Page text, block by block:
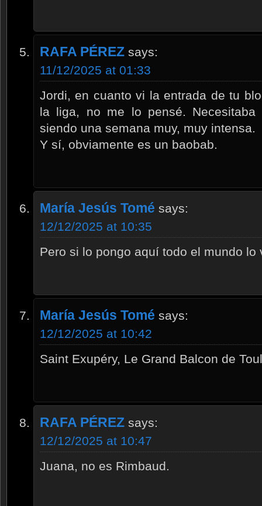
RAFA PÉREZ says:
11/12/2025 at 01:33
Jordi, en cuanto vi la entrada de tu
la liga, no me lo pensé. Necesitaba
siendo una semana muy, muy intensa.
Y sí, obviamente es un baobab.
María Jesús Tomé says:
12/12/2025 at 10:35
Pero si lo pongo aquí todo el mundo
María Jesús Tomé says:
12/12/2025 at 10:42
Saint Exupéry, Le Grand Balcon de
RAFA PÉREZ says:
12/12/2025 at 10:47
Juana, no es Rimbaud.